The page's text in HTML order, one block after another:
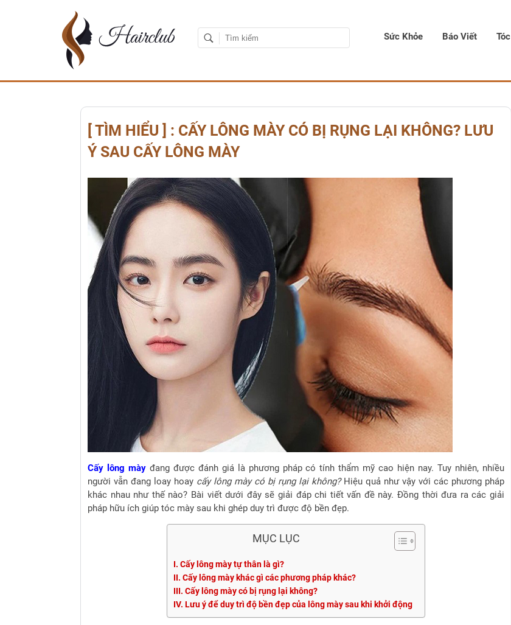
Sức Khỏe Báo Viết Tóc
[ TÌM HIỂU ] : CẤY LÔNG MÀY CÓ BỊ RỤNG LẠI KHÔNG? LƯU
Ý SAU CẤY LÔNG MÀY
Cấy lông màyđang được đánh giá là phương pháp có tính thẩm mỹ cao hiện nay.Tuy nhiên, nhiều
người vẫn đang loay hoay cấy lông mày có bị rụng lại không? Hiệu quả như vậy với các phương pháp
khác nhau như thế nào? Bài viết dưới đây sẽ giải đáp chi tiết vấn đề này.Đồng thời đưa ra các giải
pháp hữu ích giúp tóc mày sau khi ghép duy trì được độ bền đẹp.
MỤC LỤC
I. Cấy lông mày tự thân là gì?
II. Cấy lông mày khác gì các phương pháp khác?
III. Cấy lông mày có bị rụng lại không?
IV. Lưu ý để duy trì độ bền đẹp của lông mày sau khi khởi động